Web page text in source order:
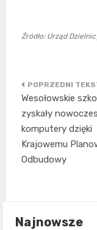
Źródło: Urząd
Nawigacja
wpisu
Wesołowskie
zyskały
komputery dzięki
Krajowemu
Odbudowy
Najnowsze